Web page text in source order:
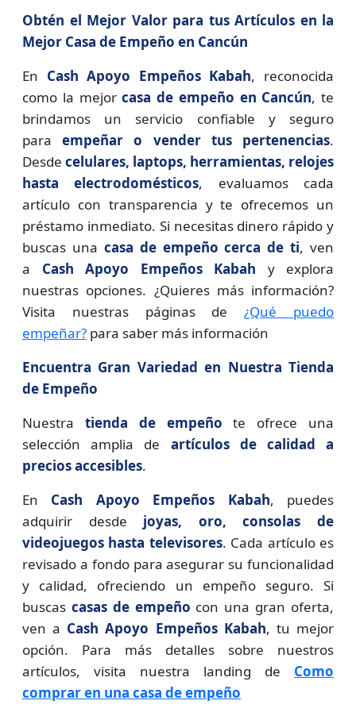
Obtén el Mejor Valor para tus Artículos en la
Mejor Casa de Empeño en Cancún
En Cash Apoyo Empeños Kabah, reconocida
como la mejorcasa de empeño en Cancún, te
brindamos un servicio confiable y seguro
paraempeñar o vender tus pertenencias.
Desde celulares, laptops, herramientas, relojes
hasta electrodomésticos, evaluamos cada
artículo con transparencia y te ofrecemos un
préstamo inmediato. Si necesitas dinero rápido y
buscas una casa de empeño cerca de ti, ven
a Cash Apoyo Empeños Kabah y explora
nuestras opciones. ¿Quieres más información?
Visita nuestras páginas de¿Qué puedo
empeñar? para saber más información
Encuentra Gran Variedad en Nuestra Tienda
de Empeño
Nuestra tienda de empeño te ofrece una
selección amplia de artículos de calidad a
precios accesibles.
En Cash Apoyo Empeños Kabah, puedes
adquirir desde joyas, oro, consolas de
videojuegos hasta televisores. Cada artículo es
revisado a fondo para asegurar su funcionalidad
y calidad, ofreciendo un empeño seguro. Si
buscas casas de empeño con una gran oferta,
ven a Cash Apoyo Empeños Kabah, tu mejor
opción. Para más detalles sobre nuestros
artículos, visita nuestra landing de Como
comprar en una casa de empeño